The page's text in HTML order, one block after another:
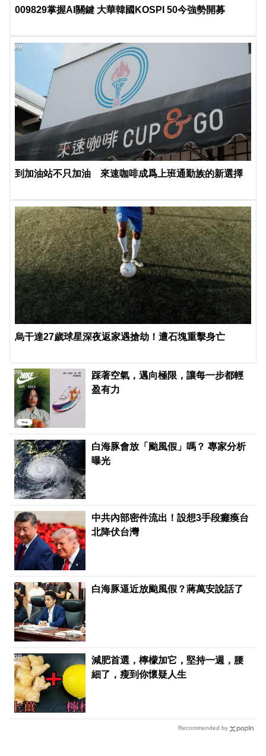
009829掌握AI關鍵 大華韓國KOSPI 50今強勢開募
到加油站不只加油 來速咖啡成爲上班通勤族的新選擇
PR
烏干達27歲球星深夜返家遇搶劫！遭石塊重擊身亡
踩著空氣，邁向極限，讓每一步都輕
盈有力
PR
白海豚會放「颱風假」嗎？ 專家分析
曝光
中共內部密件流出！設想3手段癱瘓台
北降伏台灣
白海豚逼近放颱風假？蔣萬安說話了
減肥首選，檸檬加它，堅持一週，腰
細了，瘦到你懷疑人生
PR
Recommended by